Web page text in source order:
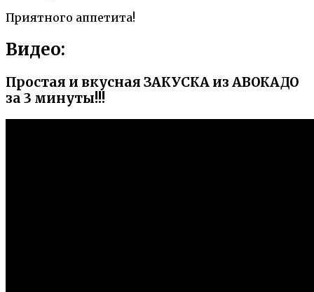
Приятного аппетита!
Видео:
Простая и вкусная ЗАКУСКА из АВОКАДО
за 3 минуты!!!